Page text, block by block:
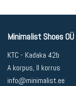
Minimalist Shoes OÜ
KTC - Kadaka 42b
A korpus, II korrus
info@minimalist.ee